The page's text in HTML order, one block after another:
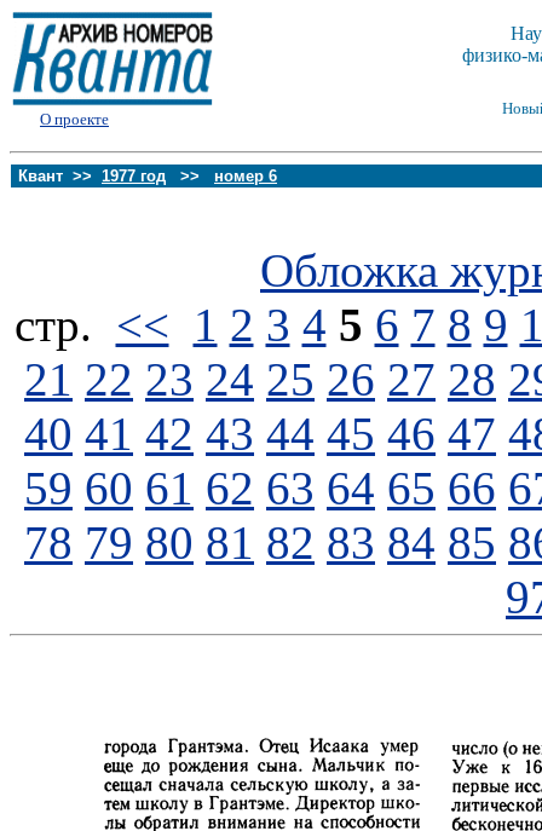
О проекте
физико-
Квант >> 1977 год >> номер 6
Обложка
стp. << 1 2 3 4 5 6 7 8 9
21 22 23 24 25 26 27 28
40 41 42 43 44 45 46 47
59 60 61 62 63 64 65 66
78 79 80 81 82 83 84 85